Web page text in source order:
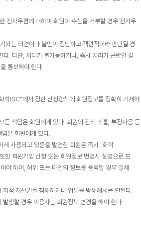
전자우편에 대하여 회원이 수신을 거부할 경우 전자우
되는 의견이나 불만이 정당하고 객관적이라 판단될 경
다. 다만, 처리가 불가능하거나, 즉시 처리가 곤란할 경
통보해야 한다.
학ISC"에서 정한 신청양식에 회원정보를 정확히 기재하
든 책임은 회원에게 있다. 회원의 관리 소홀, 부정사용 등
은 회원에게 있다.
사용되고 있음을 발견한 회원은 즉시 "화학
한 회원가입 신청 또는 회원정보 변경시 실명으로 모
야 하며, 허위 또는 타인의 정보를 등록할 경우 일체
적 재산권을 침해하거나 업무를 방해해서는 안된다.
생할 경우 이용자는 회원정보 변경을 해야 한다.